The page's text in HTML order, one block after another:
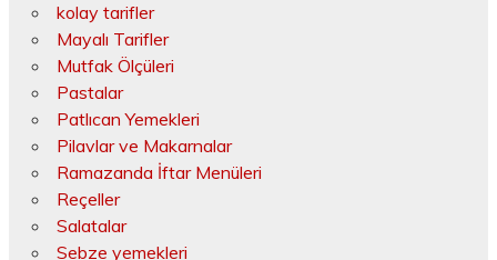
kolay tarifler
Mayalı Tarifler
Mutfak Ölçüleri
Pastalar
Patlıcan Yemekleri
Pilavlar ve Makarnalar
Ramazanda İftar Menüleri
Reçeller
Salatalar
Sebze yemekleri